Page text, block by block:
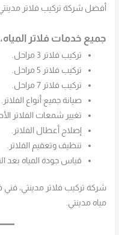
أفضل شركة تركيب فلاتر
جميع خدمات فلاتر
تركيب فلاتر 3 مراحل.
تركيب فلاتر 5 مراحل.
تركيب فلاتر 7 مراحل.
صيانة جميع أنواع الفلاتر.
تغيير شمعات الفلاتر
إصلاح أعطال الفلاتر.
تنظيف وتعقيم الفلاتر.
قياس جودة المياه بعد
شركة تركيب فلاتر مدينتي، فني
مياه مدينتي.